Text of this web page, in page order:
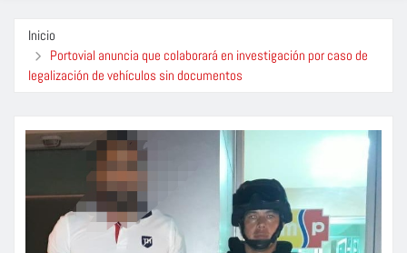
Inicio
Portovial anuncia que colaborará en investigación por caso de
legalización de vehículos sin documentos